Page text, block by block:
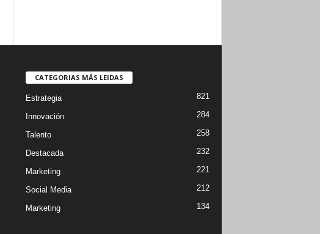
CATEGORIAS MÁS LEIDAS
Estrategia 821
Innovación 284
Talento 258
Destacada 232
Marketing 221
Social Media 212
Marketing 134